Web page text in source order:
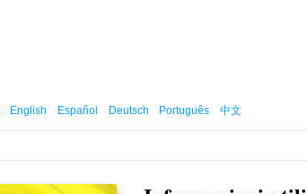
English Español Deutsch Português 中文